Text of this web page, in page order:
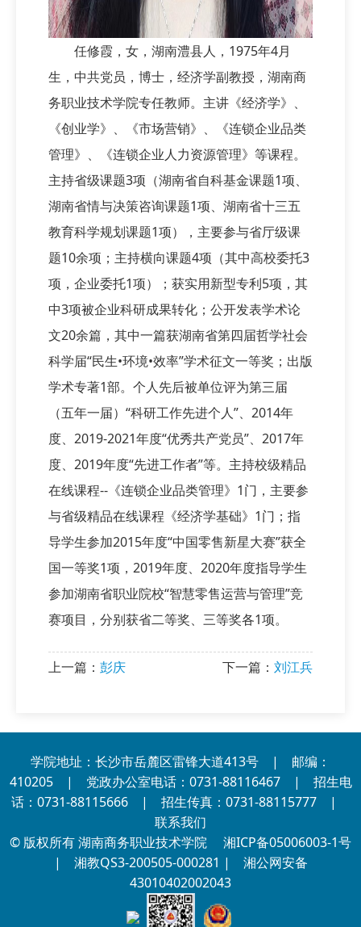
任修霞，女，湖南澧县人，1975年4月
生，中共党员，博士，经济学副教授，湖南商
务职业技术学院专任教师。主讲《经济学》、
《创业学》、《市场营销》、《连锁企业品类
管理》、《连锁企业人力资源管理》等课程。
主持省级课题3项（湖南省自科基金课题1项、
湖南省情与决策咨询课题1项、湖南省十三五
教育科学规划课题1项），主要参与省厅级课
题10余项；主持横向课题4项（其中高校委托3
项，企业委托1项）；获实用新型专利5项，其
中3项被企业科研成果转化；公开发表学术论
文20余篇，其中一篇获湖南省第四届哲学社会
科学届“民生•环境•效率”学术征文一等奖；出版
学术专著1部。个人先后被单位评为第三届
（五年一届）“科研工作先进个人”、2014年
度、2019-2021年度“优秀共产党员”、2017年
度、2019年度“先进工作者”等。主持校级精品
在线课程--《连锁企业品类管理》1门，主要参
与省级精品在线课程《经济学基础》1门；指
导学生参加2015年度“中国零售新星大赛”获全
国一等奖1项，2019年度、2020年度指导学生
参加湖南省职业院校“智慧零售运营与管理”竞
赛项目，分别获省二等奖、三等奖各1项。
上一篇： 彭庆 下一篇： 刘江兵
学院地址：长沙市岳麓区雷锋大道413号 | 邮编：
410205 | 党政办公室电话：0731-88116467 | 招生电
话：0731-88115666 | 招生传真：0731-88115777 |
联系我们
© 版权所有 湖南商务职业技术学院
湘ICP备05006003-1号
| 湘教QS3-200505-000281 | 湘公网安备
43010402002043